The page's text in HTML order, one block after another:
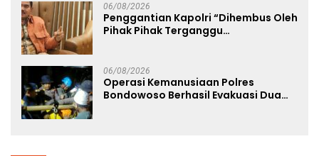
06/08/2026
Penggantian Kapolri “Dihembus Oleh
Pihak Pihak Terganggu
06/08/2026
Operasi Kemanusiaan Polres
Bondowoso Berhasil Evakuasi Dua